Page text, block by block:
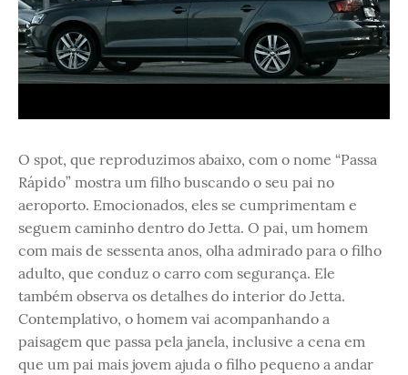
O spot, que reproduzimos abaixo, com o nome “Passa
Rápido” mostra um filho buscando o seu pai no
aeroporto. Emocionados, eles se cumprimentam e
seguem caminho dentro do Jetta. O pai, um homem
com mais de sessenta anos, olha admirado para o filho
adulto, que conduz o carro com segurança. Ele
também observa os detalhes do interior do Jetta.
Contemplativo, o homem vai acompanhando a
paisagem que passa pela janela, inclusive a cena em
que um pai mais jovem ajuda o filho pequeno a andar